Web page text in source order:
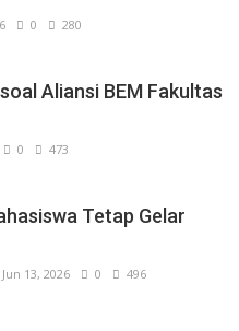
0 280
Aliansi BEM Fakultas
0 473
Tetap Gelar
Jun 13, 2026 0 496